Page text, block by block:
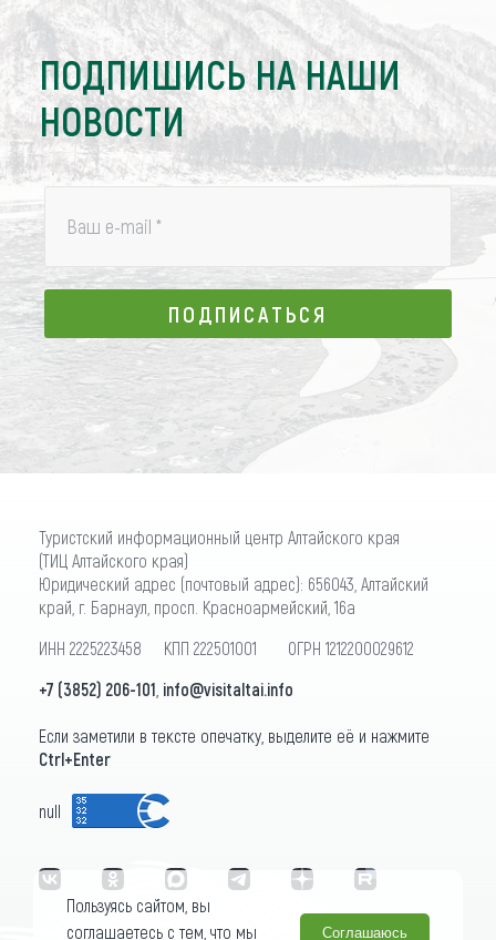
ПОДПИШИСЬ НА НАШИ
НОВОСТИ
Ваш e-mail *
ПОДПИСАТЬСЯ
ПОДПИСАТЬСЯ
Туристский информационный центр Алтайского края
(ТИЦ Алтайского края)
Юридический адрес (почтовый адрес): 656043, Алтайский
край, г. Барнаул, просп. Красноармейский, 16а
ИНН 2225223458 КПП 222501001 ОГРН 1212200029612
+7 (3852) 206-101 info@visitaltai.info
Если заметили в тексте опечатку, выделите её и нажмите
Ctrl+Enter
null
Пользуясь сайтом, вы
соглашаетесь с тем, что мы
Соглашаюсь